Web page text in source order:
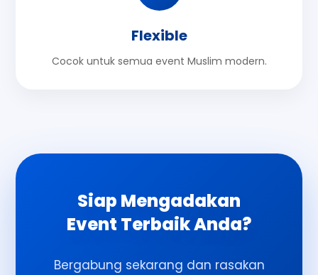
Flexible
Cocok untuk semua event Muslim modern.
Siap Mengadakan
Event Terbaik Anda?
Bergabung sekarang dan rasakan